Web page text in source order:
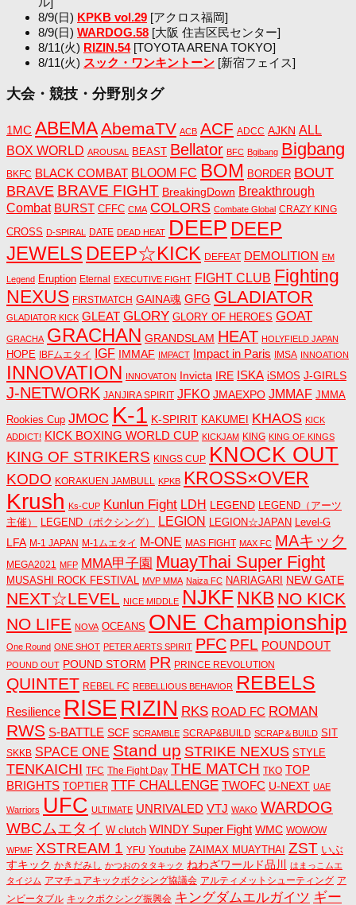
8/9(日) KPKB vol.29 [アクロス福岡]
8/9(日) WARDOG.58 [大阪 住吉区民センター]
8/11(火) RIZIN.54[TOYOTA ARENA TOKYO]
8/11(火) スック・ワンキントーン [新宿フェイス]
大会・競技・分野別タグ
1MC ABEMAAbemaTV ACB ACF ADCC AJKN ALL
BOX WORLD AROUSAL BEAST Bellator BFC Bgibang Bigbang
BKFC BLACK COMBAT BLOOM FC BOM BORDER BOUT
BRAVE BRAVE FIGHT BreakingDown Breakthrough
Combat BURST CFFC CMA COLORS Combate Global CRAZY KING
CROSS D-SPIRAL DATE DEAD HEAT DEEP DEEP
JEWELS DEEP☆KICK DEFEAT DEMOLITION EM
Legend Eruption Eternal EXECUTIVE FIGHT FIGHT CLUB Fighting
NEXUS FIRSTMATCH GAINA魂 GFG GLADIATOR
GLADIATOR KICK GLEAT GLORY GLORY OF HEROES GOAT
GRACHA GRACHAN GRANDSLAM HEAT HOLYFIELD JAPAN
HOPE IBFムエタイ IGF IMMAF IMPACT Impact in Paris IMSA INNOATION
INNOVATION INNOVATON Invicta IRE ISKA iSMOS J-GIRLS
J-NETWORK JANJIRA SPIRIT JFKO JMAEXPO JMMAF JMMA
Rookies Cup JMOC K-1 K-SPIRIT KAKUMEI KHAOS KICK
ADDICT! KICK BOXING WORLD CUP KICKJAM KING KING OF KINGS
KING OF STRIKERS KINGS CUP KNOCK OUT
KODO KORAKUEN JAMBULL KPKB KROSS×OVER
Krush Ks-CUP Kunlun Fight LDH LEGEND
LEGEND（アーツ
主催）
LEGEND（ボクシング） LEGION LEGION☆JAPAN Level-G
LFA M-1 JAPAN M-1ムエタイ M-ONE MAS FIGHT MAX FC MAキック
MEGA2021 MFP MMA甲子園 MuayThai Super Fight
MUSASHI ROCK FESTIVAL MVP MMA Naiza FC NARIAGARI NEW GATE
NEXT☆LEVEL NICE MIDDLE NJKF NKB NO KICK
NO LIFE NOVA OCEANS ONE Championship
One Round ONE SHOT PETER AERTS SPIRIT PFC PFL POUNDOUT
POUND OUT POUND STORM PR PRINCE REVOLUTION
QUINTET REBEL FC REBELLIOUS BEHAVIOR REBELS
Resilience RISE RIZIN RKS ROAD FC ROMAN
RWS S-BATTLE SCF SCRAMBLE SCRAP&BUILD SCRAP＆BUILD SIT
SKKB SPACE ONE Stand up STRIKE NEXUS STYLE
TENKAICHI TFC The Fight Day THE MATCH TKO TOP
BRIGHTS TOPTIER TTF CHALLENGE TWOFC U-NEXT UAE
Warriors UFC ULTIMATE UNRIVALED VTJ WAKO WARDOG
WBCムエタイ W clutch WINDY Super Fight WMC WOWOW
WPMF XSTREAM 1 YFU Youtube ZAIMAX MUAYTHAI ZST いぶ
すキック かきだみし かつおのタタキック ねわざワールド品川
はまっこムエ
タイジム アマチュアキックボクシング協議会 アルティメットシューティング ア
ンビータブル キックボクシング振興会 キングダムエルガイツ ギー